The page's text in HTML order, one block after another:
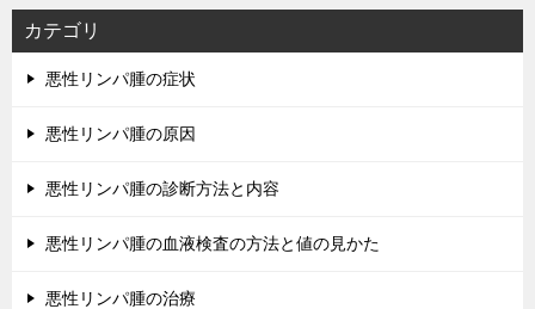
カテゴリ
悪性リンパ腫の症状
悪性リンパ腫の原因
悪性リンパ腫の診断方法と内容
悪性リンパ腫の血液検査の方法と値の見かた
悪性リンパ腫の治療